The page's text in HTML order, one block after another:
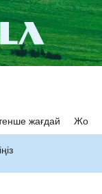
жағдай Жол